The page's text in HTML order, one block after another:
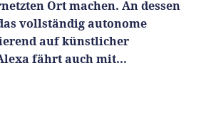
Ort machen. An dessen
vollständig autonome
auf künstlicher
fährt auch mit...